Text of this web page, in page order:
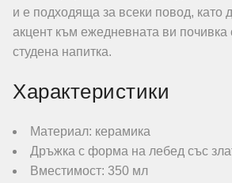
и е подходяща за всеки повод, като
акцент към ежедневната ви почивка
студена напитка.
Характеристики
Материал: керамика
Дръжка с форма на лебед със
Вместимост: 350 мл